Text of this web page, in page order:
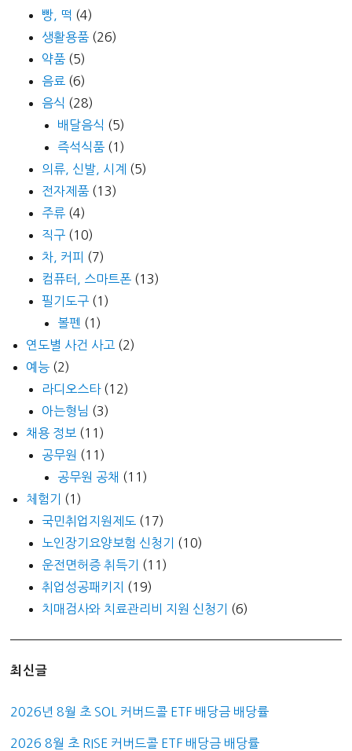
빵, 떡 (4)
생활용품 (26)
약품 (5)
음료 (6)
음식 (28)
배달음식 (5)
즉석식품 (1)
의류, 신발, 시계 (5)
전자제품 (13)
주류 (4)
직구 (10)
차, 커피 (7)
컴퓨터, 스마트폰 (13)
필기도구 (1)
볼펜 (1)
연도별 사건 사고 (2)
예능 (2)
라디오스타(12)
아는형님 (3)
채용 정보 (11)
공무원 (11)
공무원 공채 (11)
체험기
(1)
국민취업지원제도 (17)
노인장기요양보험 신청기
(10)
운전면허증 취득기
(11)
취업성공패키지
(19)
치매검사와 치료관리비 지원 신청기
(6)
최신글
2026년 8월 초 SOL 커버드콜 ETF 배당금 배당률
2026 8월 초 RISE 커버드콜 ETF 배당금 배당률